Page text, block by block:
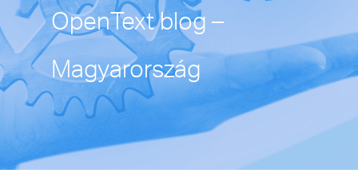
OpenText blog –
Magyarország